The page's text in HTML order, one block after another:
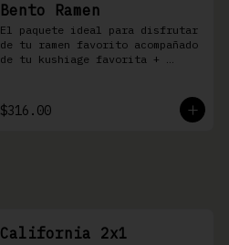
Bento Ramen
El paquete ideal para disfrutar
de tu ramen favorito acompañado
de tu kushiage favorita +
$316.00
California 2x1